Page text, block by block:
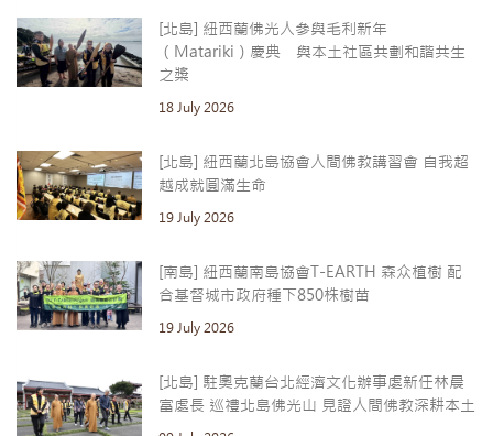
[北島] 紐西蘭佛光人參與毛利新年
（Matariki）慶典 與本土社區共劃和諧共生
之槳
18 July 2026
[北島] 紐西蘭北島協會人間佛教講習會 自我超
越成就圓滿生命
19 July 2026
[南島] 紐西蘭南島協會T-EARTH 森众植樹 配
合基督城市政府種下850株樹苗
19 July 2026
[北島] 駐奧克蘭台北經濟文化辦事處新任林晨
富處長 巡禮北島佛光山 見證人間佛教深耕本土